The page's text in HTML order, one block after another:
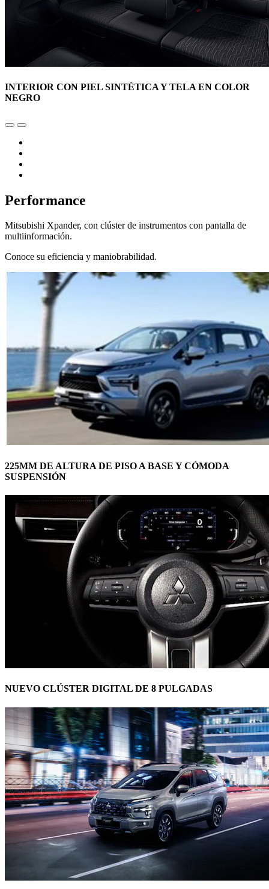
INTERIOR CON PIEL SINTÉTICA Y TELA EN COLOR
NEGRO
Performance
Mitsubishi Xpander, con clúster de instrumentos con pantalla de
multiinformación.
Conoce su eficiencia y maniobrabilidad.
225MM DE ALTURA DE PISO A BASE Y CÓMODA
SUSPENSIÓN
NUEVO CLÚSTER DIGITAL DE 8 PULGADAS